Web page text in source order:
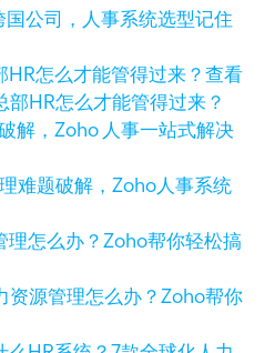
公司，人事系统选型记住
查看
部HR怎么才能管得过来？
难题破解，Zoho人事系统
资源管理怎么办？Zoho帮你